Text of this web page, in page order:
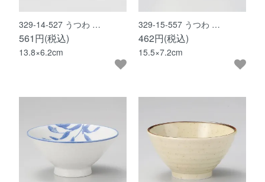
329-14-527 うつわ …
561円(税込)
13.8×6.2cm
329-15-557 うつわ …
462円(税込)
15.5×7.2cm